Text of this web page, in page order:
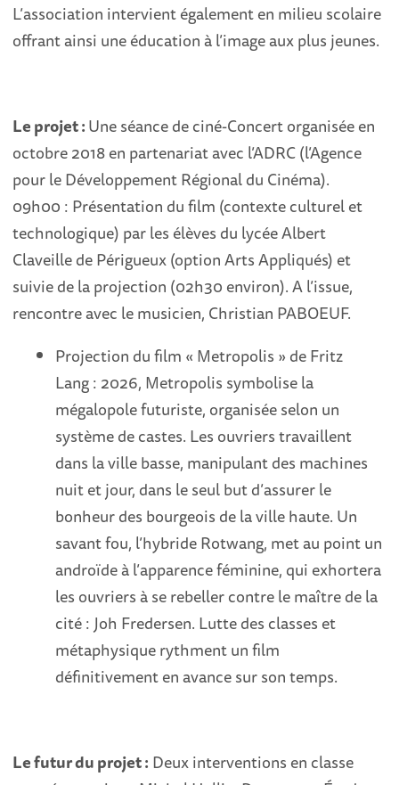
L’association intervient également en milieu scolaire
offrant ainsi une éducation à l’image aux plus jeunes.
Le projet :Une séance de ciné-Concert organisée en
octobre 2018 en partenariat avec l’ADRC (l’Agence
pour le Développement Régional du Cinéma).
09h00 : Présentation du film (contexte culturel et
technologique) par les élèves du lycée Albert
Claveille de Périgueux (option Arts Appliqués) et
suivie de la projection (02h30 environ). A l’issue,
rencontre avec le musicien, Christian PABOEUF.
Projection du film « Metropolis » de Fritz
Lang : 2026, Metropolis symbolise la
mégalopole futuriste, organisée selon un
système de castes. Les ouvriers travaillent
dans la ville basse, manipulant des machines
nuit et jour, dans le seul but d’assurer le
bonheur des bourgeois de la ville haute. Un
savant fou, l’hybride Rotwang, met au point un
androïde à l’apparence féminine, qui exhortera
les ouvriers à se rebeller contre le maître de la
cité : Joh Fredersen. Lutte des classes et
métaphysique rythment un film
définitivement en avance sur son temps.
Le futur du projet : Deux interventions en classe